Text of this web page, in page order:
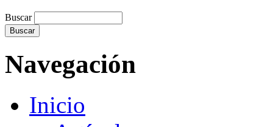
Buscar
Navegación
Inicio